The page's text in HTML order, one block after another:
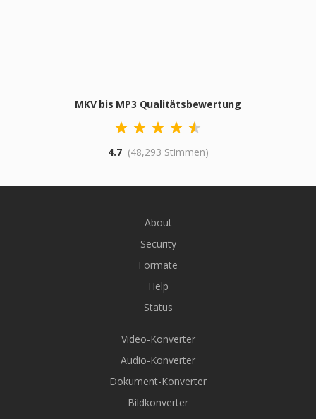
MKV bis MP3 Qualitätsbewertung
4.7 (48,293 Stimmen)
About
Security
Formate
Help
Status
Video-Konverter
Audio-Konverter
Dokument-Konverter
Bildkonverter